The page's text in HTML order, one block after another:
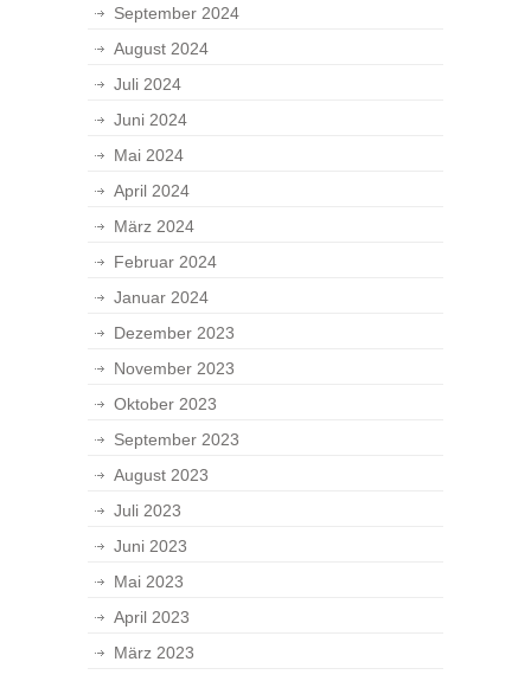
September 2024
August 2024
Juli 2024
Juni 2024
Mai 2024
April 2024
März 2024
Februar 2024
Januar 2024
Dezember 2023
November 2023
Oktober 2023
September 2023
August 2023
Juli 2023
Juni 2023
Mai 2023
April 2023
März 2023